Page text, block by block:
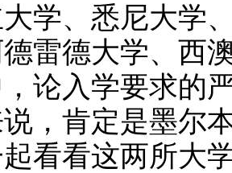
学、悉尼大学
雷德大学、西
论入学要求的
，肯定是墨尔
看看这两所大